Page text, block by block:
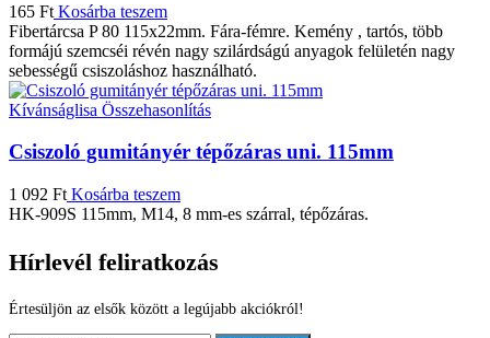
165 Ft Kosárba teszem
Fibertárcsa P 80 115x22mm. Fára-fémre. Kemény , tartós, több
formájú szemcséi révén nagy szilárdságú anyagok felületén nagy
sebességű csiszoláshoz használható.
Kívánságlisa Összehasonlítás
Csiszoló gumitányér tépőzáras uni. 115mm
1 092 Ft Kosárba teszem
HK-909S 115mm, M14, 8 mm-es szárral, tépőzáras.
Hírlevél feliratkozás
Értesüljön az elsők között a legújabb akciókról!